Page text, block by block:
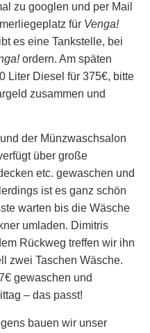
zu googlen und per Mail
für Venga!
es eine Tankstelle, bei
ordern. Am späten
Liter Diesel für 375€, bitte
zusammen und
der Münzwaschsalon
über große
etc. gewaschen und
ist es ganz schön
warten bis die Wäsche
umladen. Dimitris
Rückweg treffen wir ihn
zwei Taschen Wäsche.
gewaschen und
– das passt!
bauen wir unser